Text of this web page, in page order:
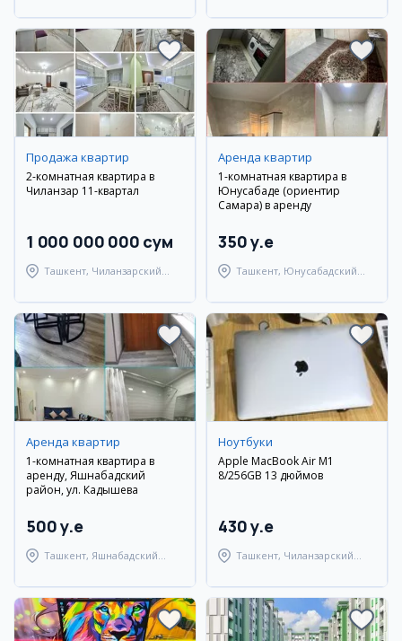
Продажа квартир
2-комнатная квартира в
Чиланзар 11-квартал
1 000 000 000 сум
Ташкент, Чиланзарский
Аренда квартир
1-комнатная квартира в
Юнусабаде (ориентир
Самара) в аренду
350 y.e
Ташкент, Юнусабадский
Аренда квартир
1-комнатная квартира в
аренду, Яшнабадский
район, ул. Кадышева
500 y.e
Ташкент, Яшнабадский
Ноутбуки
Apple MacBook Air M1
8/256GB 13 дюймов
430 y.e
Ташкент, Чиланзарский